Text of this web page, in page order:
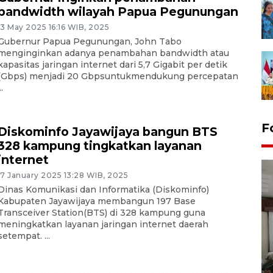
wilayah Papua Pegunungan
May 2025 16:16 WIB, 2025
Papua Pegunungan, John Tabo
adanya penambahan bandwidth atau
jaringan internet dari 5,7 Gigabit per detik
menjadi 20 Gbpsuntukmendukung percepatan
Jayawijaya bangun BTS
kampung tingkatkan layanan
January 2025 13:28 WIB, 2025
Komunikasi dan Informatika (Diskominfo)
Jayawijaya membangun 197 Base
Station(BTS) di 328 kampung guna
layanan jaringan internet daerah
...